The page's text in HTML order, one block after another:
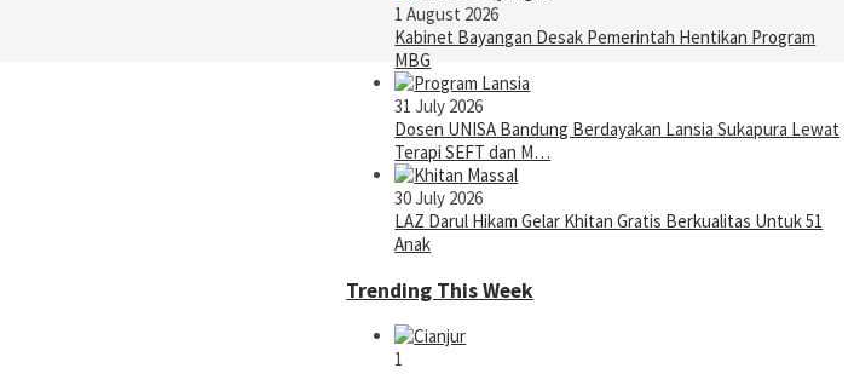
1 August 2026
Kabinet Bayangan Desak Pemerintah Hentikan Program
MBG
31 July 2026
Dosen UNISA Bandung Berdayakan Lansia Sukapura Lewat
Terapi SEFT dan M…
30 July 2026
LAZ Darul Hikam Gelar Khitan Gratis Berkualitas Untuk 51
Anak
Trending This Week
1